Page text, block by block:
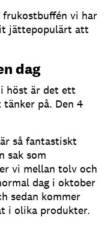
frukostbuffén vi har
jättepopulärt att
dag
i höst är det ett
på. Den 4
så fantastiskt
sak som
vi mellan tolv och
dag i oktober
sedan kommer
i olika produkter.